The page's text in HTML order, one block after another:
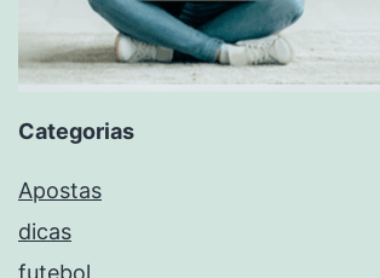
Categorias
Apostas
dicas
futebol